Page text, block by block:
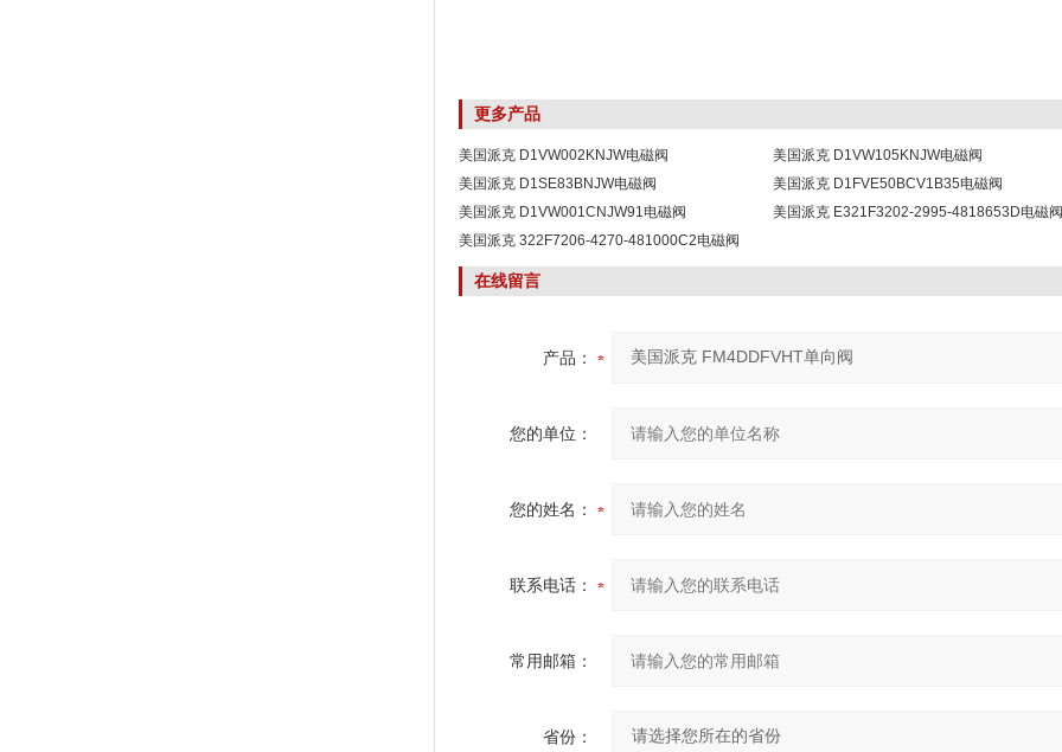
更多产品
美国派克 D1VW002KNJW电磁阀
美国派克 D1VW105KNJW电磁阀
美国派克 D1SE83BNJW电磁阀
美国派克 D1FVE50BCV1B35电磁阀
美国派克 D1VW001CNJW91电磁阀
美国派克 E321F3202-2995-4818653D电磁
美国派克 322F7206-4270-481000C2电磁阀
在线留言
产品：
您的单位：
您的姓名：
联系电话：
常用邮箱：
省份：